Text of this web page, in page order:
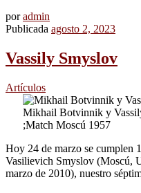
poradmin
Publicada agosto 2, 2023
Vassily Smyslov
Artículos
Mikhail Botvinnik y
;Match Moscú 1957
Hoy 24 de marzo se cumplen
Vasilievich Smyslov (Moscú,
marzo de 2010), nuestro